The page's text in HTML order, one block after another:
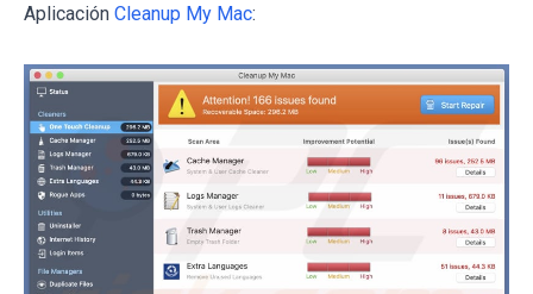
Aplicación Cleanup My Mac: